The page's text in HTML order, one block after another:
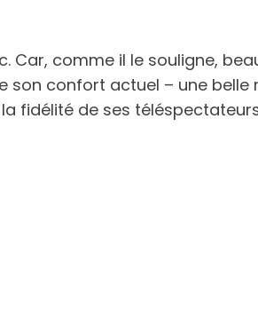
Car, comme il le souligne,
son confort actuel – une belle
fidélité de ses